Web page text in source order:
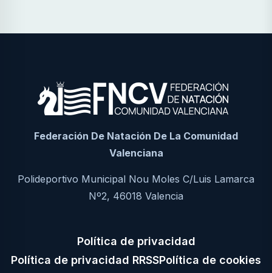
Federación De Natación De La Comunidad
Valenciana
Polideportivo Municipal Nou Moles C/Luis Lamarca
Nº2, 46018 Valencia
Política de privacidad
Política de privacidad RRSSPolítica de cookies